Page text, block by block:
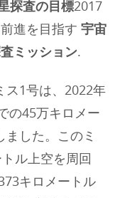
探査の目標2017
前進を目指す 宇宙
ミッション.
ス1号は、2022年
の45万キロメー
ました。このミ
ル上空を周回
キロメートル